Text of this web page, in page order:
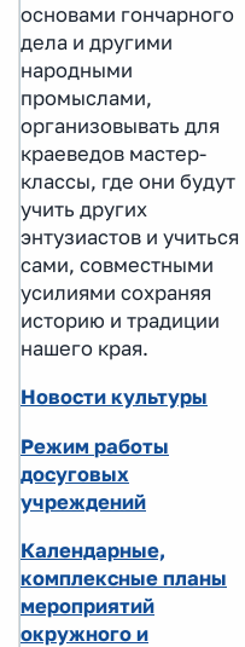
основами гончарного
дела и другими
народными
промыслами,
организовывать для
краеведов мастер-
классы, где они будут
учить других
энтузиастов и учиться
сами, совместными
усилиями сохраняя
историю и традиции
нашего края.
Новости культуры
Режим работы
досуговых
учреждений
Календарные,
комплексные планы
мероприятий
окружного и